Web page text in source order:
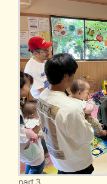
part３